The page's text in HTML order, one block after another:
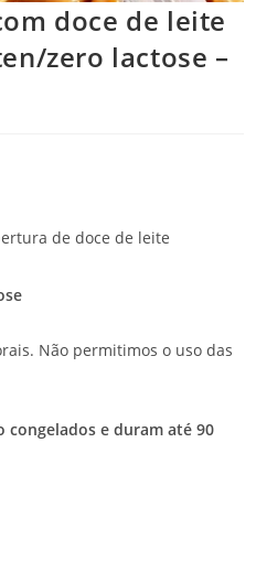
doce de leite
zero lactose –
de doce de leite
Não permitimos o uso das
congelados e duram até 90